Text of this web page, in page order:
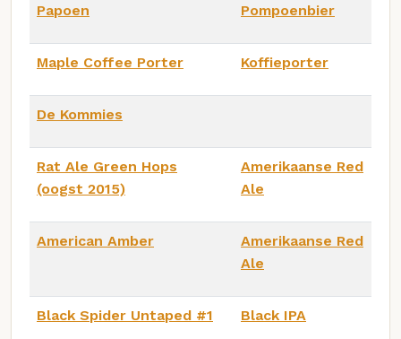
Papoen Pompoenbier
Maple Coffee Porter Koffieporter
De Kommies
Rat Ale Green Hops
(oogst 2015)
Amerikaanse Red
Ale
American Amber
Amerikaanse Red
Ale
Black Spider Untaped #1 Black IPA